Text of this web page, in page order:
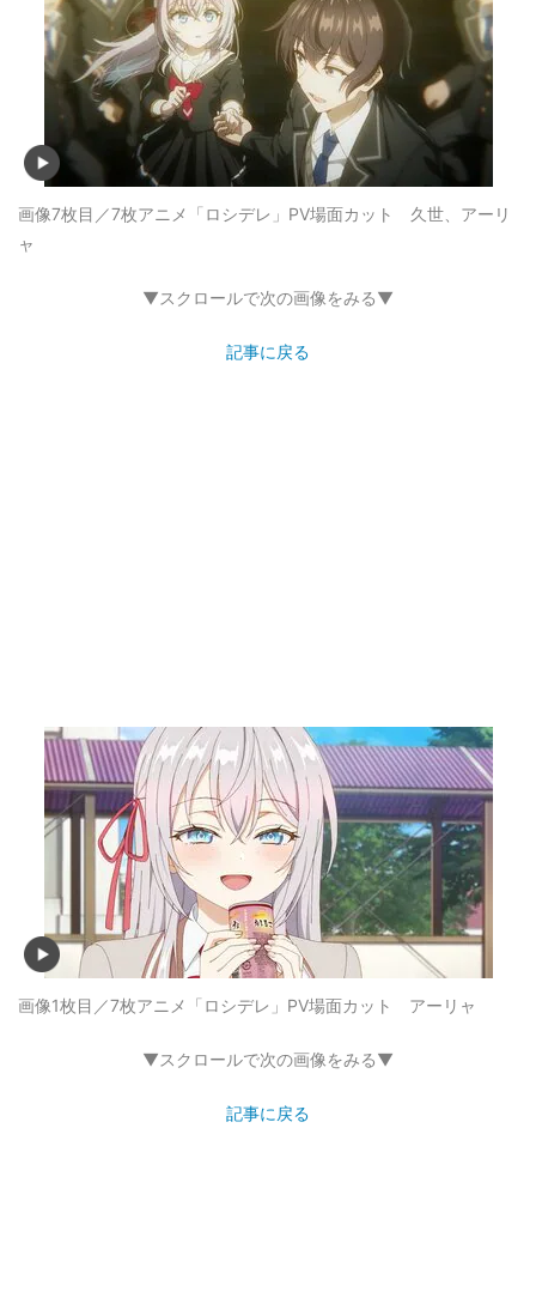
画像7枚目／7枚アニメ「ロシデレ」PV場面カット 久世、アーリ
ャ
▼スクロールで次の画像をみる▼
記事に戻る
画像1枚目／7枚アニメ「ロシデレ」PV場面カット アーリャ
▼スクロールで次の画像をみる▼
記事に戻る